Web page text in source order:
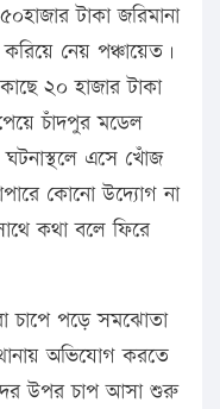
টাকা জরিমানা
নেয় পঞ্চায়েত।
২০ হাজার টাকা
চাঁদপুর মডেল
এসে খোঁজ
কোনো উদ্যোগ না
কথা বলে ফিরে
চাপে পড়ে সমঝোতা
অভিযোগ করতে
উপর চাপ আসা শুরু